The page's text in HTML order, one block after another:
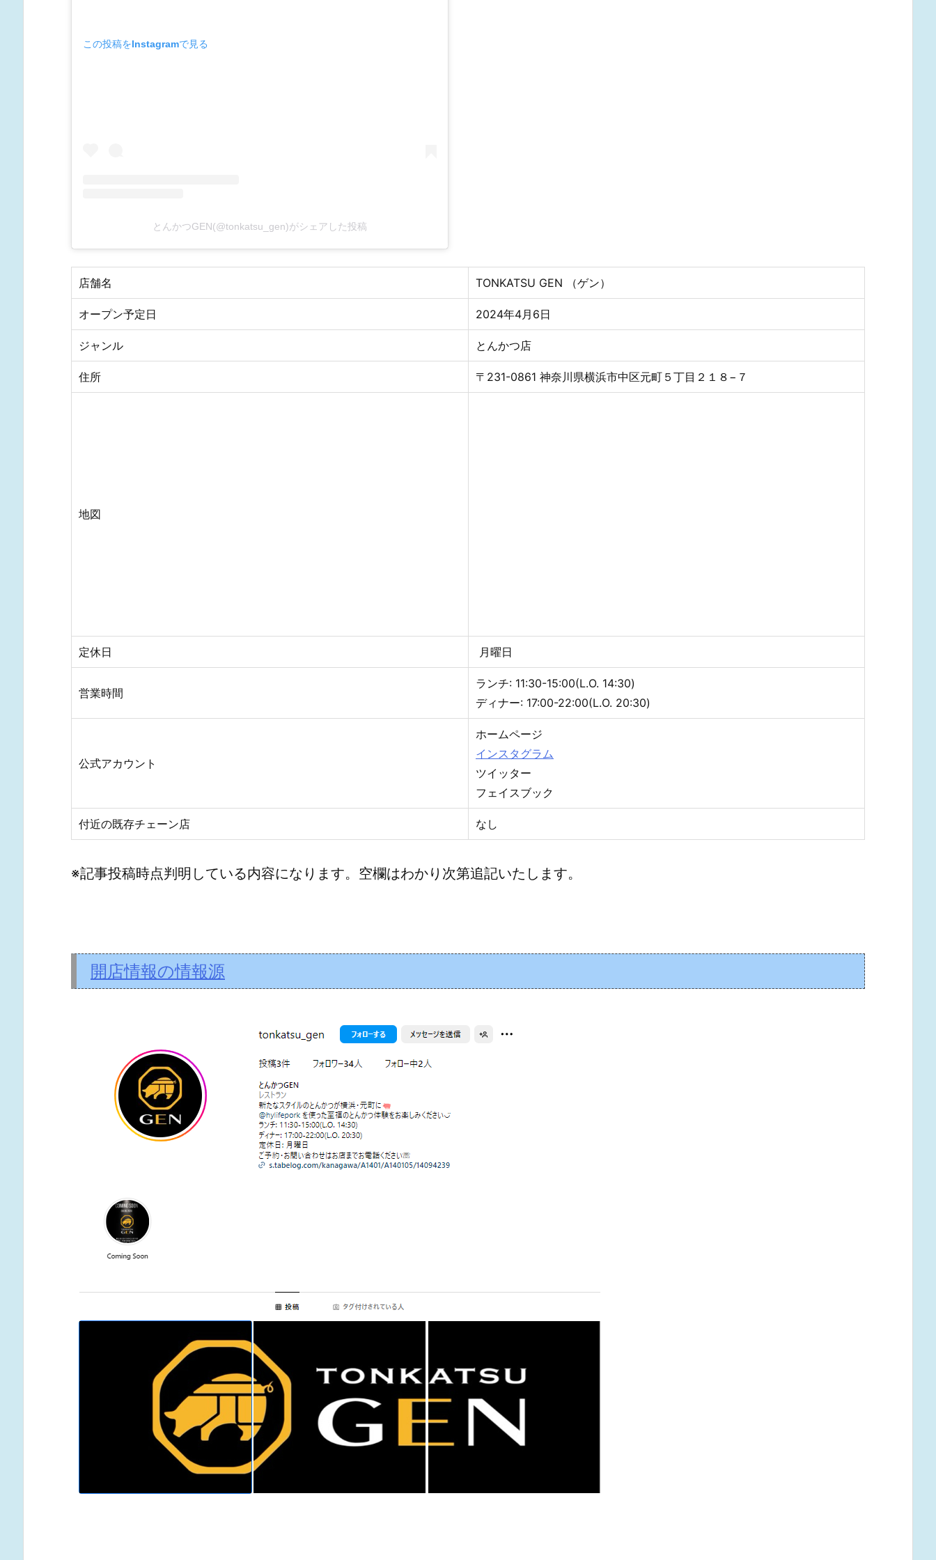
この投稿をInstagramで見る
とんかつGEN(@tonkatsu_gen)がシェアした投稿
店舗名 TONKATSU GEN （ゲン）
オープン予定日 2024年4月6日
ジャンル とんかつ店
住所 〒231-0861 神奈川県横浜市中区元町５丁目２１８−７
地図
定休日 月曜日
営業時間
ランチ: 11:30-15:00(L.O. 14:30)
ディナー: 17:00-22:00(L.O. 20:30)
公式アカウント
ホームページ
インスタグラム
ツイッター
フェイスブック
付近の既存チェーン店 なし
※記事投稿時点判明している内容になります。空欄はわかり次第追記いたします。
開店情報の情報源